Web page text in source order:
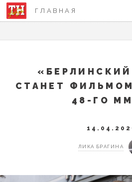
ГЛАВНАЯ
«БЕРЛИНСКИЙ
СТАНЕТ
48-ГО
ЛИКА БРАГИНА